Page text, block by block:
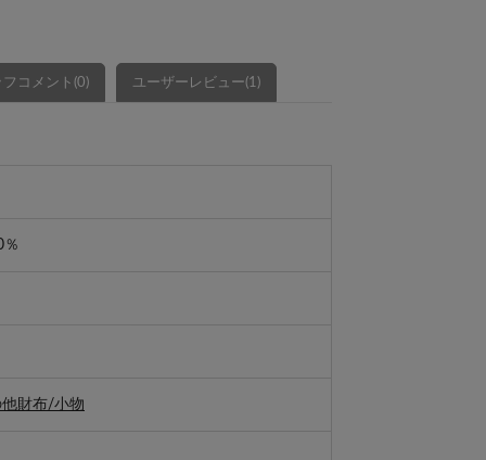
フコメント(0) ユーザーレビュー(1)
％
他財布/小物